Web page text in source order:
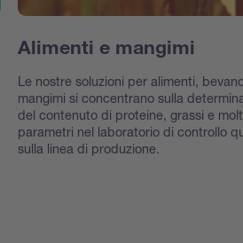
Alimenti e mangimi
Le nostre soluzioni per alimenti,
mangimi si concentrano sulla
del contenuto di proteine, grassi e
parametri nel laboratorio di controllo
sulla linea di produzione.